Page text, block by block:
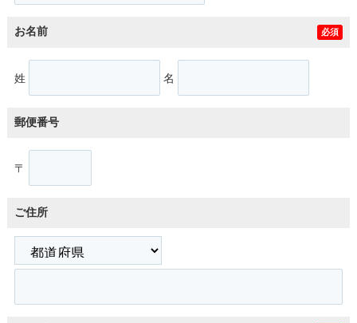
お名前 必須
姓 名
郵便番号
〒
ご住所